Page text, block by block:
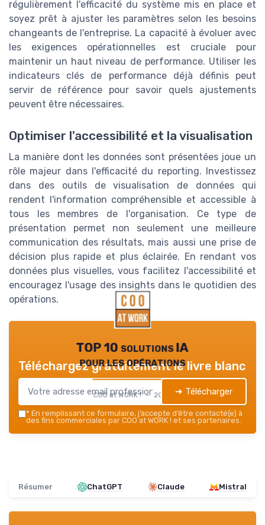
régulièrement l'efficacité du système mis en place et
soyez prêt à ajuster les paramètres selon les besoins
changeants de l'entreprise. La capacité à évoluer avec
les exigences opérationnelles est cruciale pour
maintenir un haut niveau de performance. Utiliser les
indicateurs clés de performance déjà définis peut
servir de référence pour savoir quels ajustements
peuvent être nécessaires.
Optimiser l'accessibilité et la visualisation
La manière dont les données sont présentées joue un
rôle majeur dans l'efficacité du reporting. Investissez
dans des outils de visualisation de données qui
rendent l'information compréhensible et accessible à
tous les membres de l'organisation. Ce type de
présentation permet non seulement une meilleure
communication des résultats, mais aussi une prise de
décision plus rapide et plus éclairée. En rendant vos
données plus visuelles, vous facilitez l'accessibilité et
encouragez l'usage des insights dans le quotidien des
opérations.
TOP 10 solutions IA
pour les opérations
COO at WORK ! — 2026
Téléchargez gratuitement le livre blanc
➔ Télécharger
* En remplissant ce formulaire, j’accepte d’être contacté(e) à
des fins commerciales par COO at WORK ! et ses partenaires.
Résumer ChatGPT Claude Mistral